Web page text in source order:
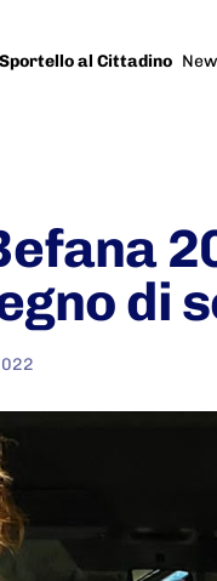
Sportello al Cittadino
di